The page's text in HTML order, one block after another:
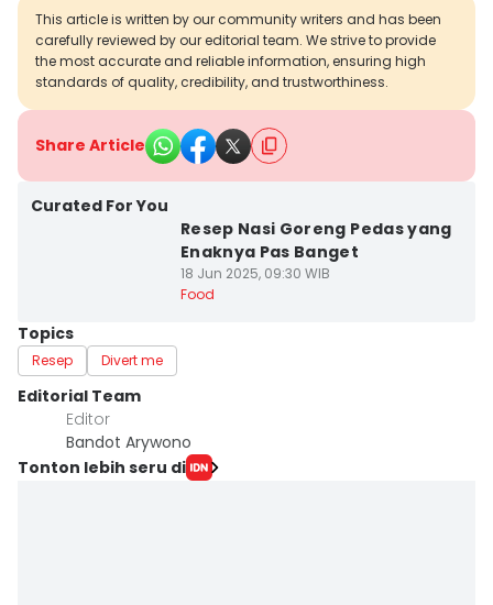
This article is written by our community writers and has been
carefully reviewed by our editorial team. We strive to provide
the most accurate and reliable information, ensuring high
standards of quality, credibility, and trustworthiness.
Share Article
Curated For You
Resep Nasi Goreng Pedas yang
Enaknya Pas Banget
18 Jun 2025, 09:30 WIB
Food
Topics
Resep Divert me
Editorial Team
Editor
Bandot Arywono
Tonton lebih seru di